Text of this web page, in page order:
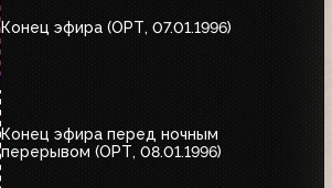
Конец эфира (ОРТ, 07.01.1996)
Конец эфира перед ночным
перерывом (ОРТ, 08.01.1996)